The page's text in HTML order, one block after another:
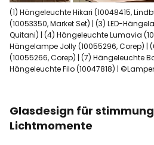
(1) Hängeleuchte Hikari (10048415,
(10053350, Market Set) | (3) LED-
Quitani) | (4) Hängeleuchte Lumavia
Hängelampe Jolly (10055296, Corep) |
(10055266, Corep) | (7) Hängeleuchte
Hängeleuchte Filo (10047818) |
Glasdesign für
Lichtmomente